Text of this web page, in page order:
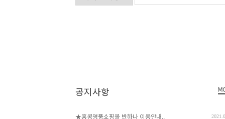
공지사항
★홍콩명품쇼핑몰 반하나 이용안내..